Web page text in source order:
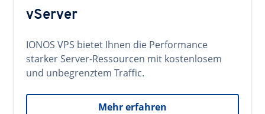
vServer
IONOS VPS bietet Ihnen die Performance
starker Server-Ressourcen mit kostenlosem
und unbegrenztem Traffic.
Mehr erfahren